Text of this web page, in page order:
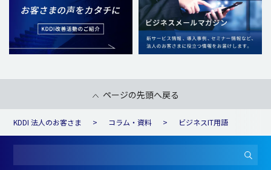
ページの先頭へ戻る
KDDI 法人のお客さま コラム・資料 ビジネスIT用語